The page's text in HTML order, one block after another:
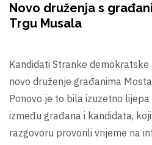
Novo druženja s
Trgu Musala
Kandidati Stranke
novo druženje građanima
Ponovo je to bila izuzetno
između građana i kandidata,
razgovoru provorili vrijeme na